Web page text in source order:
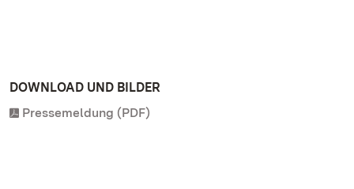
DOWNLOAD UND BILDER
Pressemeldung (PDF)